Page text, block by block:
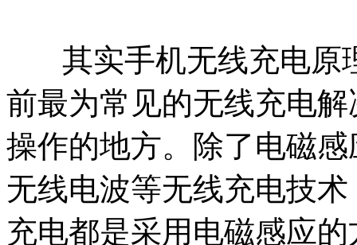
其实手机无线充电原
前最为常见的无线充电
操作的地方。除了电磁
无线电波等无线充电技
充电都是采用电磁感应